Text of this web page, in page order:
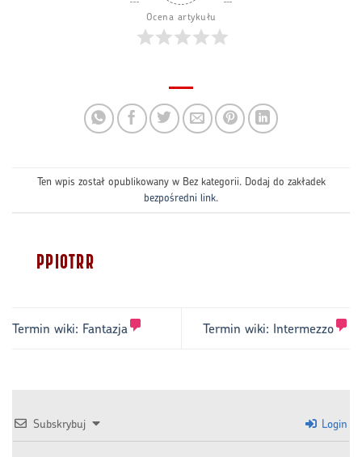
Ocena artykułu
Ten wpis został opublikowany w Bez kategorii. Dodaj do zakładek
bezpośredni link.
PPIOTRR
Termin wiki: Fantazja Termin wiki: Intermezzo
Subskrybuj Login